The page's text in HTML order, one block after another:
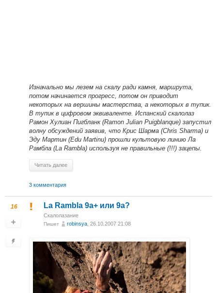
Изначально мы лезем на скалу ради камня, маршрута,
потом начинается прогресс, потом он приводит
некоторых на вершины мастерства, а некоторых в тупик.
В тупик в цифровом эквиваленте. Испанский скалолаз
Рамон Хулиан Пигбланк (Ramon Julian Puigblanque) запустил
волну обсуждений заявив, что Крис Шарма (Chris Sharma) и
Эду Мартин (Edu Martinи) прошли культовую линию Ла
Рамбла (La Rambla) используя не правильные (!!!) зацепы.
Читать далее
3 комментария
16 La Rambla 9a+ или 9a?
Скалолазание
Пишет robinsya , 26.10.2007 21:08